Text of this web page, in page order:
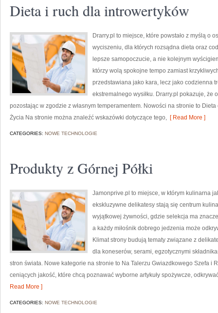
Dieta i ruch dla introwertyków
Drarry.pl to miejsce, które powstało z myślą o
wyciszeniu, dla których rozsądna dieta oraz
lepsze samopoczucie, a nie kolejnym
którzy wolą spokojne tempo zamiast
przedstawiana jako kara, lecz jako codzienna
ekstremalnego wysiłku. Drarry.pl pokazuje,
pozostając w zgodzie z własnym temperamentem. Nowości na stronie to
Życia Na stronie można znaleźć wskazówki dotyczące tego, [ Read More ]
CATEGORIES: NOWE TECHNOLOGIE
Produkty z Górnej Półki
Jamonprive.pl to miejsce, w którym kulinarna
ekskluzywne delikatesy stają się centrum
wyjątkowej żywności, gdzie selekcja ma
a każdy miłośnik dobrego jedzenia może
Klimat strony budują tematy związane z
dla koneserów, serami, egzotycznymi
stron świata. Nowe kategorie na stronie to Na Talerzu Gwiazdkowego Szefa i
ceniących jakość, które chcą poznawać wyborne artykuły spożywcze,
Read More ]
CATEGORIES: NOWE TECHNOLOGIE